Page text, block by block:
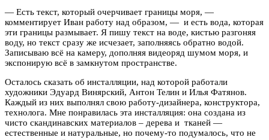
— Есть текст, который очерчивает границы моря, —
комментирует Иван работу над образом, — и есть вода, которая
эти границы размывает. Я пишу текст на воде, кистью разгоняя
воду, но текст сразу же исчезает, заполняясь обратно водой.
Записываю всё на камеру, дополняя видеоряд шумом моря, и
экспонирую всё в замкнутом пространстве.
Осталось сказать об инсталляции, над которой работали
художники Эдуард Винярский, Антон Телин и Илья Фатянов.
Каждый из них выполнял свою работу-дизайнера, конструктора,
технолога. Мне понравилась эта инсталляция: она создана из
чисто скандинавских материалов – дерева и тканей —
естественные и натуральные, но почему-то подумалось, что не